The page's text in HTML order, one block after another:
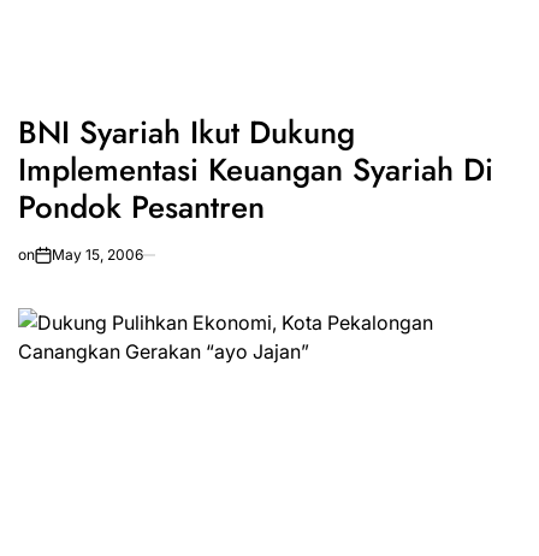
BNI Syariah Ikut Dukung
Implementasi Keuangan Syariah Di
Pondok Pesantren
on May 15, 2006